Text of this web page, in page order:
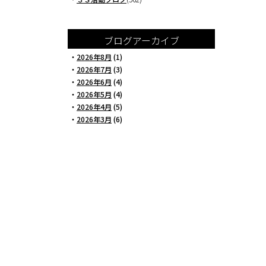
ブログアーカイブ
・ 2026年8月 (1)
・ 2026年7月 (3)
・ 2026年6月 (4)
・ 2026年5月 (4)
・ 2026年4月 (5)
・ 2026年3月 (6)